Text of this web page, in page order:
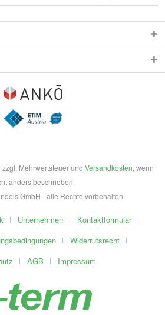
Mehrwertsteuer und Versandkosten, wenn
anders beschrieben.
GmbH - alle Rechte vorbehalten
Unternehmen
Kontaktformular
Widerrufsrecht
AGB Impressum